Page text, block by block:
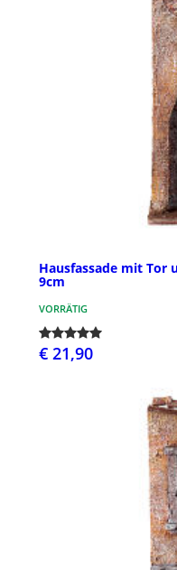
Hausfassade mit Tor
9cm
VORRÄTIG
€ 21,90